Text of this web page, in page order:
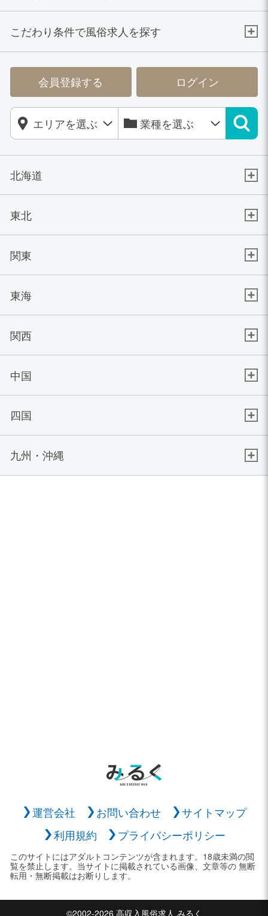
こだわり条件で風俗求人を探す
会員登録する ログイン
北海道
東北
関東
東海
関西
中国
四国
九州・沖縄
運営会社 お問い合わせ
サイトマップ
利用規約
プライバシーポリシー
このサイトにはアダルトコンテンツが含まれます。18歳未満の閲
覧を禁止します。当サイトに掲載されている画像、文章等の 無断
転用・無断掲載はお断りします。
©2002-2026 高収入風俗求人 みるく